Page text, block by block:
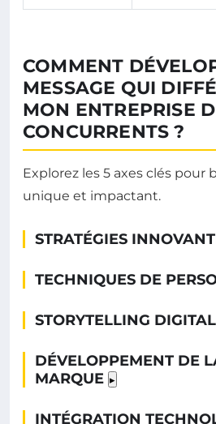
COMMENT
MESSAGE QUI
MON ENTREPRISE
CONCURRENTS ?
Explorez les 5 axes clés pour
unique et impactant.
STRATÉGIES
TECHNIQUES DE
STORYTELLING DIGITAL
DÉVELOPPEMENT DE
MARQUE ▸
INTÉGRATION